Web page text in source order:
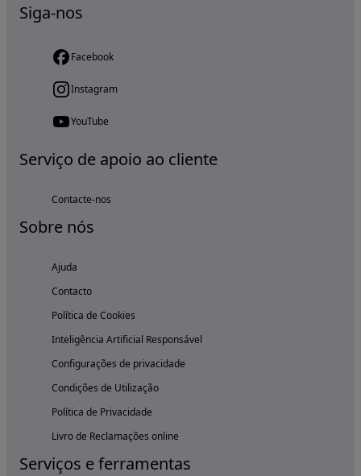
Siga-nos
Facebook
Instagram
YouTube
Serviço de apoio ao cliente
Contacte-nos
Sobre nós
Ajuda
Contacto
Política de Cookies
Inteligência Artificial Responsável
Configurações de privacidade
Condições de Utilização
Política de Privacidade
Livro de Reclamações online
Serviços e ferramentas